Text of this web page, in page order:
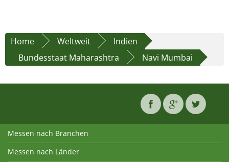
Home Weltweit
Indien
Bundesstaat Maharashtra
Navi Mumbai
Messen nach Branchen
Messen nach Länder